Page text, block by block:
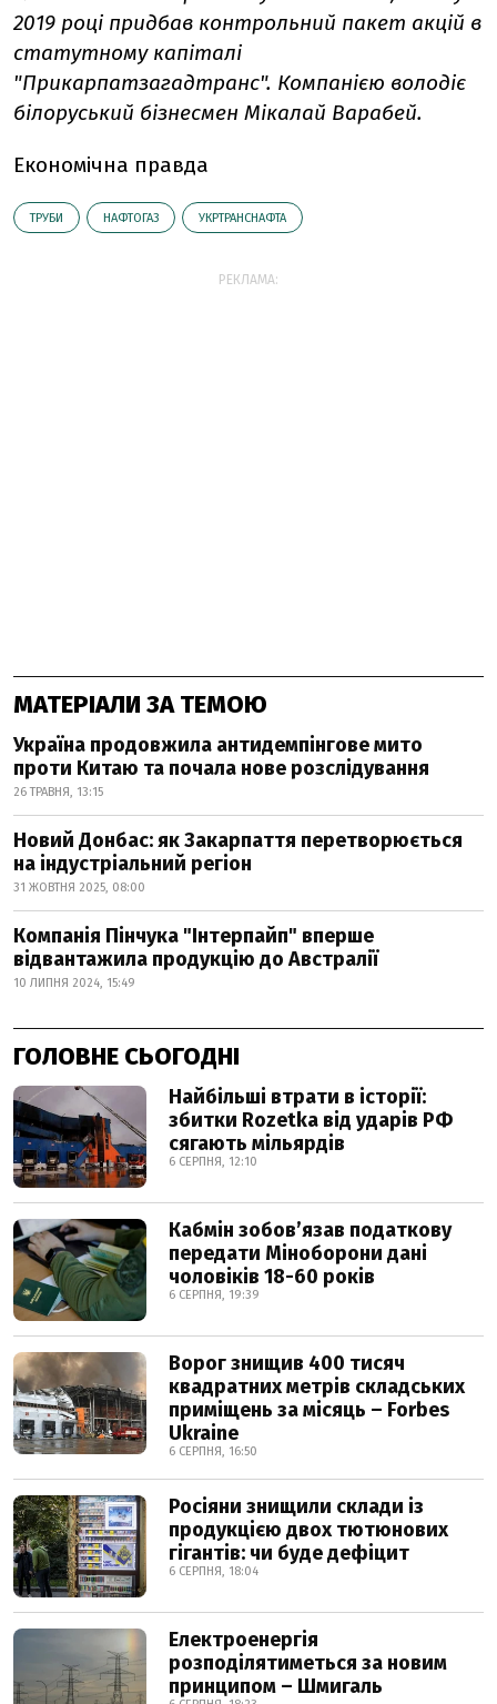
2019 році придбав контрольний пакет акцій в
статутному капіталі
"Прикарпатзагадтранс". Компанією володіє
білоруський бізнесмен Мікалай Варабей.
Економічна правда
ТРУБИ НАФТОГАЗ УКРТРАНСНАФТА
РЕКЛАМА:
МАТЕРІАЛИ ЗА ТЕМОЮ
Україна продовжила антидемпінгове мито
проти Китаю та почала нове розслідування
26 ТРАВНЯ, 13:15
Новий Донбас: як Закарпаття перетворюється
на індустріальний регіон
31 ЖОВТНЯ 2025, 08:00
Компанія Пінчука "Інтерпайп" вперше
відвантажила продукцію до Австралії
10 ЛИПНЯ 2024, 15:49
ГОЛОВНЕ СЬОГОДНІ
Найбільші втрати в історії:
збитки Rozetka від ударів РФ
сягають мільярдів
6 СЕРПНЯ, 12:10
Кабмін зобовʼязав податкову
передати Міноборони дані
чоловіків 18-60 років
6 СЕРПНЯ, 19:39
Ворог знищив 400 тисяч
квадратних метрів складських
приміщень за місяць – Forbes
Ukraine
6 СЕРПНЯ, 16:50
Росіяни знищили склади із
продукцією двох тютюнових
гігантів: чи буде дефіцит
6 СЕРПНЯ, 18:04
Електроенергія
розподілятиметься за новим
принципом – Шмигаль